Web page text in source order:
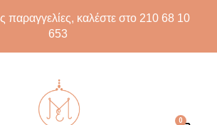
παραγγελίες, καλέστε στο 210 68 10
653
0